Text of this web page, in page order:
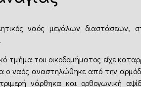
ναός μεγάλων διαστάσεων,
τμήμα του οικοδομήματος είχε
ο ναός αναστηλώθηκε από την
νάρθηκα και ορθογωνική